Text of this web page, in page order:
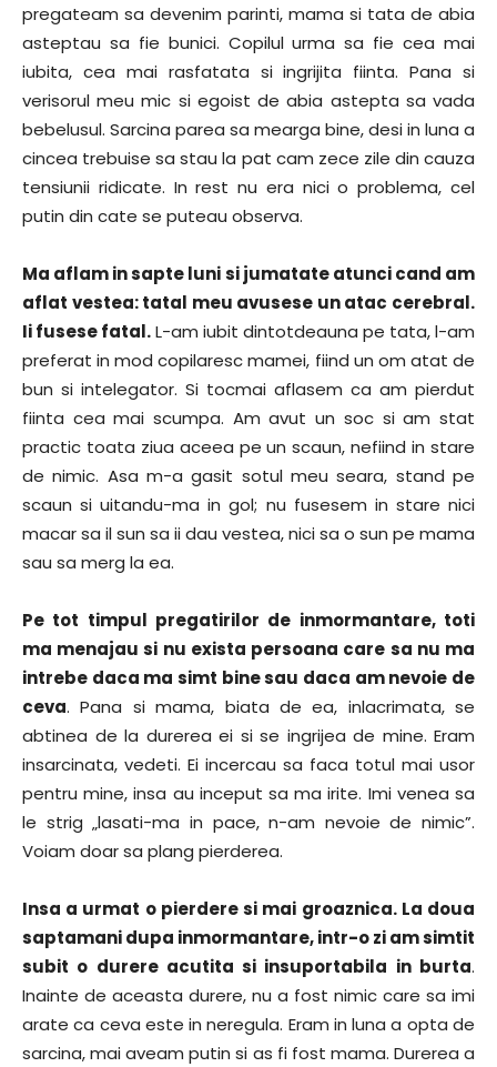
pregateam sa devenim parinti, mama si tata de abia
asteptau sa fie bunici. Copilul urma sa fie cea mai
iubita, cea mai rasfatata si ingrijita fiinta. Pana si
verisorul meu mic si egoist de abia astepta sa vada
bebelusul. Sarcina parea sa mearga bine, desi in luna a
cincea trebuise sa stau la pat cam zece zile din cauza
tensiunii ridicate. In rest nu era nici o problema, cel
putin din cate se puteau observa.
Ma aflam in sapte luni si jumatate atunci cand am
aflat vestea: tatal meu avusese un atac cerebral.
Ii fusese fatal.L-am iubit dintotdeauna pe tata, l-am
preferat in mod copilaresc mamei, fiind un om atat de
bun si intelegator. Si tocmai aflasem ca am pierdut
fiinta cea mai scumpa. Am avut un soc si am stat
practic toata ziua aceea pe un scaun, nefiind in stare
de nimic. Asa m-a gasit sotul meu seara, stand pe
scaun si uitandu-ma in gol; nu fusesem in stare nici
macar sa il sun sa ii dau vestea, nici sa o sun pe mama
sau sa merg la ea.
Pe tot timpul pregatirilor de inmormantare, toti
ma menajau si nu exista persoana care sa nu ma
intrebe daca ma simt bine sau daca am nevoie de
ceva. Pana si mama, biata de ea, inlacrimata, se
abtinea de la durerea ei si se ingrijea de mine. Eram
insarcinata, vedeti. Ei incercau sa faca totul mai usor
pentru mine, insa au inceput sa ma irite. Imi venea sa
le strig „lasati-ma in pace, n-am nevoie de nimic”.
Voiam doar sa plang pierderea.
Insa a urmat o pierdere si mai groaznica. La doua
saptamani dupa inmormantare, intr-o zi am simtit
subit o durere acutita si insuportabila in burta.
Inainte de aceasta durere, nu a fost nimic care sa imi
arate ca ceva este in neregula. Eram in luna a opta de
sarcina, mai aveam putin si as fi fost mama. Durerea a